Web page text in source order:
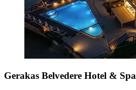
Gerakas Belvedere Hotel & Spa